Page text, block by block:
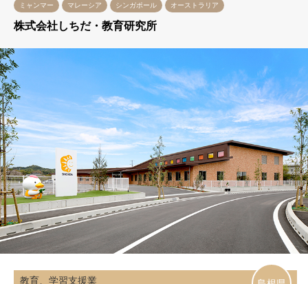
ミャンマー マレーシア シンガポール オーストラリア
株式会社しちだ・教育研究所
教育、学習支援業